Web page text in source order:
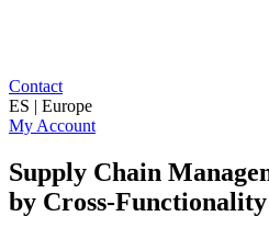
Contact
ES | Europe
My Account
Supply Chain
by Cross-Functionality